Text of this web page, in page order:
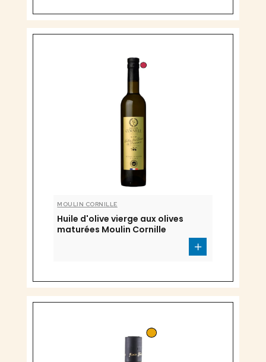
MOULIN CORNILLE
Huile d'olive vierge aux olives
maturées Moulin Cornille